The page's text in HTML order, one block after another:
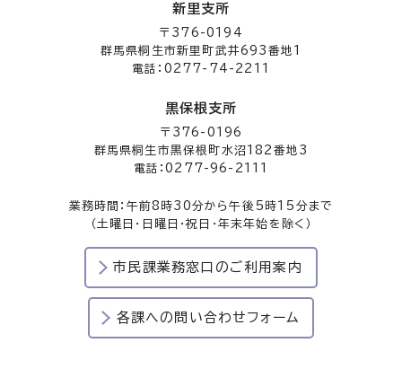
新里支所
〒376-0194
群馬県桐生市新里町武井693番地1
電話：0277-74-2211
黒保根支所
〒376-0196
群馬県桐生市黒保根町水沼182番地3
電話：0277-96-2111
業務時間：午前8時30分から午後5時15分まで
（土曜日・日曜日・祝日・年末年始を除く）
市民課業務窓口のご利用案内
各課への問い合わせフォーム